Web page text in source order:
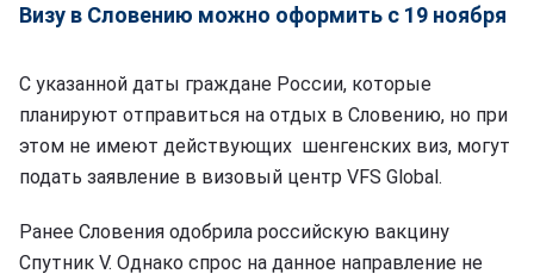
Визу в Словению можно оформить с 19 ноября
С указанной даты граждане России, которые
планируют отправиться на отдых в Словению, но при
этом не имеют действующих шенгенских виз, могут
подать заявление в визовый центр VFS Global.
Ранее Словения одобрила российскую вакцину
Спутник V. Однако спрос на данное направление не